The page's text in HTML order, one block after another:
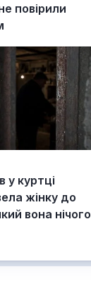
повірили
у куртці
жінку до
вона нічого